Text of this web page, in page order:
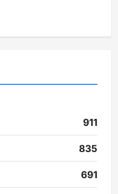
911
835
691